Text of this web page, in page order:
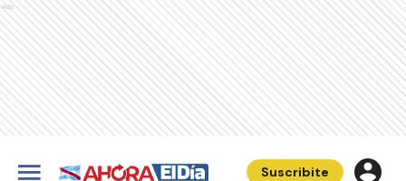
Ads
Suscribite